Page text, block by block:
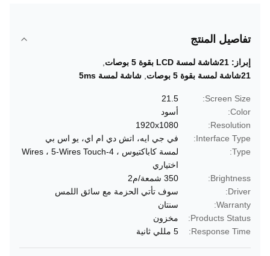
تفاصيل المنتج
إبراز: 21شاشة لمسة LCD بقوة 5 بوصات
21شاشة لمسة بقوة 5 بوصات
شاشة لمسة 5ms
Screen Size:
21.5
Color:
أسود
Resolution:
1920x1080
Interface Type:
في جي ايه، اتش دي ام اي، يو اس بي
Type:
لمسة كاباكتيوس ، 4-Wires ، 5-Wires Touch
اختياري
Brightness:
350 شمعة/م2
Driver:
سوف تأتي الحزمة مع سائق اللمس
Warranty:
سنتان
Products Status:
مخزون
Response Time:
5 مللي ثانية